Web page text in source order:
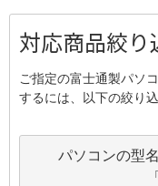
対応商品絞り
ご指定の富士通製パソ
するには、以下の絞り
パソコンの型